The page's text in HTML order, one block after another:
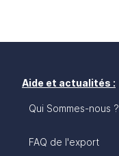
Aide et actualités :
Qui Sommes-nous ?
FAQ de l'export